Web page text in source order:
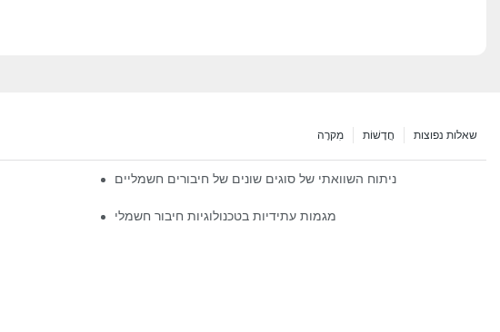
שאלות נפוצות חֲדָשׁוֹת מִקרֶה
ניתוח השוואתי של סוגים שונים של חיבורים חשמליים
מגמות עתידיות בטכנולוגיות חיבור חשמלי